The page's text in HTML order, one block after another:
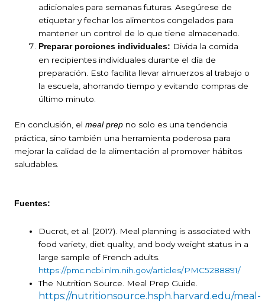
adicionales para semanas futuras. Asegúrese de
etiquetar y fechar los alimentos congelados para
mantener un control de lo que tiene almacenado.
Preparar porciones individuales: Divida la comida
en recipientes individuales durante el día de
preparación. Esto facilita llevar almuerzos al trabajo o
la escuela, ahorrando tiempo y evitando compras de
último minuto.
En conclusión, el meal prep no solo es una tendencia
práctica, sino también una herramienta poderosa para
mejorar la calidad de la alimentación al promover hábitos
saludables.
Fuentes:
Ducrot, et al. (2017). Meal planning is associated with
food variety, diet quality, and body weight status in a
large sample of French adults.
https://pmc.ncbi.nlm.nih.gov/articles/PMC5288891/
The Nutrition Source. Meal Prep Guide.
https://nutritionsource.hsph.harvard.edu/meal-